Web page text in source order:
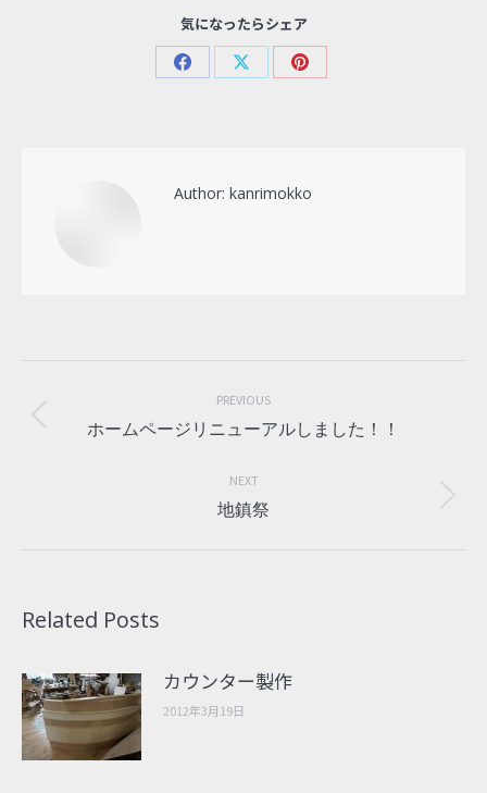
気になったらシェア
Share Share Share
Author: kanrimokko
PREVIOUS
Previous
ホームページリニューアルしました！！
NEXT
Next
地鎮祭
Related Posts
カウンター製作
2012年3月19日